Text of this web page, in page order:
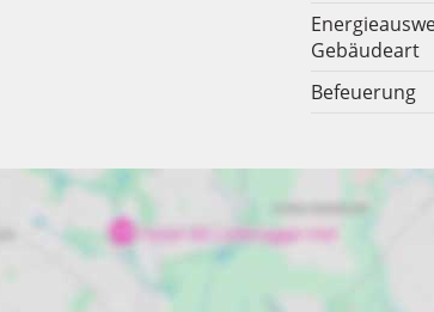
Gebäudeart
Befeuerung